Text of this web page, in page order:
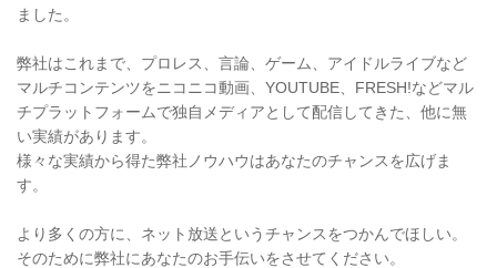
ました。
弊社はこれまで、プロレス、言論、ゲーム、アイドルライブなど
マルチコンテンツをニコニコ動画、YOUTUBE、FRESH!などマル
チプラットフォームで独自メディアとして配信してきた、他に無
い実績があります。
様々な実績から得た弊社ノウハウはあなたのチャンスを広げま
す。
より多くの方に、ネット放送というチャンスをつかんでほしい。
そのために弊社にあなたのお手伝いをさせてください。